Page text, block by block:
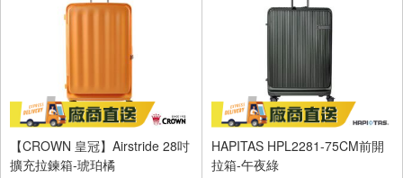
【CROWN 皇冠】Airstride 28吋
擴充拉鍊箱-琥珀橘
HAPITAS HPL2281-75CM前開
拉箱-午夜綠